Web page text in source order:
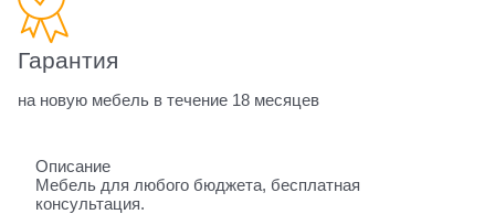
Гарантия
на новую мебель в течение 18 месяцев
Описание
Мебель для любого бюджета, бесплатная
консультация.